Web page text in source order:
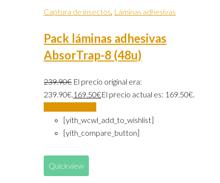
Captura de insectos Láminas adhesivas
Pack láminas adhesivas
AbsorTrap-8 (48u)
239.90€ El precio original era:
239.90€. 169.50€El precio actual es: 169.50€.
[yith_wcwl_add_to_wishlist]
[yith_compare_button]
Quickview